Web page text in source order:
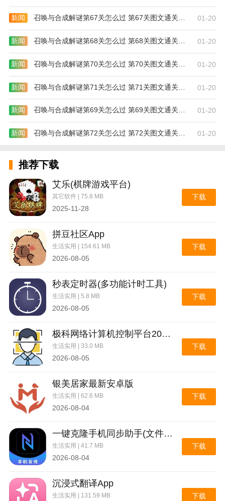
新闻 召唤与合成解谜第67关怎么过 第67关图文通关攻略 01-20
新闻 召唤与合成解谜第68关怎么过 第68关图文通关攻略 01-20
新闻 召唤与合成解谜第70关怎么过 第70关图文通关攻略 01-20
新闻 召唤与合成解谜第71关怎么过 第71关图文通关攻略 01-20
新闻 召唤与合成解谜第69关怎么过 第69关图文通关攻略 01-20
新闻 召唤与合成解谜第72关怎么过 第72关图文通关攻略 01-20
推荐下载
艾乐(棋牌游戏平台)
其它软件 | 75.8 MB
2025-11-28
下载
拼豆社区App
生活实用 | 154.61 MB
2026-08-05
下载
秒表定时器(多功能计时工具)
生活实用 | 5.8 MB
2026-08-05
下载
极科网络计算机控制平台2026官方最新版本
生活实用 | 33.0 MB
2026-08-05
下载
银美居家最新安卓版
生活实用 | 62.6 MB
2026-08-04
下载
一键克隆手机同步助手(文件极速互传)
生活实用 | 41.7 MB
2026-08-04
下载
沉浸式翻译App
生活实用 | 131.59 MB 下载